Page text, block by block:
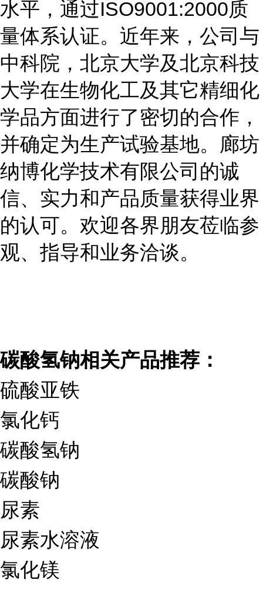
水平，通过ISO9001:2000质
量体系认证。近年来，公司与
中科院，北京大学及北京科技
大学在生物化工及其它精细化
学品方面进行了密切的合作，
并确定为生产试验基地。廊坊
纳博化学技术有限公司的诚
信、实力和产品质量获得业界
的认可。欢迎各界朋友莅临参
观、指导和业务洽谈。
碳酸氢钠相关产品推荐：
硫酸亚铁
氯化钙
碳酸氢钠
碳酸钠
尿素
尿素水溶液
氯化镁